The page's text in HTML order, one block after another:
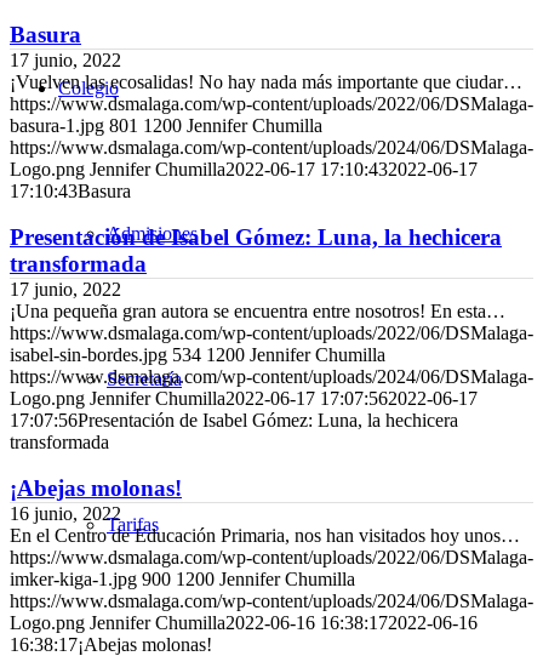
Colegio
Admisiones
Secretaría
Tarifas
Basura
17 junio, 2022
¡Vuelven las ecosalidas! No hay nada más importante que ciudar…
https://www.dsmalaga.com/wp-content/uploads/2022/06/DSMalaga-
basura-1.jpg 801 1200 Jennifer Chumilla
https://www.dsmalaga.com/wp-content/uploads/2024/06/DSMalaga-
Logo.png Jennifer Chumilla2022-06-17 17:10:432022-06-17
17:10:43Basura
Presentación de Isabel Gómez: Luna, la hechicera
transformada
17 junio, 2022
¡Una pequeña gran autora se encuentra entre nosotros! En esta…
https://www.dsmalaga.com/wp-content/uploads/2022/06/DSMalaga-
isabel-sin-bordes.jpg 534 1200 Jennifer Chumilla
https://www.dsmalaga.com/wp-content/uploads/2024/06/DSMalaga-
Logo.png Jennifer Chumilla2022-06-17 17:07:562022-06-17
17:07:56Presentación de Isabel Gómez: Luna, la hechicera
transformada
¡Abejas molonas!
16 junio, 2022
En el Centro de Educación Primaria, nos han visitados hoy unos…
https://www.dsmalaga.com/wp-content/uploads/2022/06/DSMalaga-
imker-kiga-1.jpg 900 1200 Jennifer Chumilla
https://www.dsmalaga.com/wp-content/uploads/2024/06/DSMalaga-
Logo.png Jennifer Chumilla2022-06-16 16:38:172022-06-16
16:38:17¡Abejas molonas!